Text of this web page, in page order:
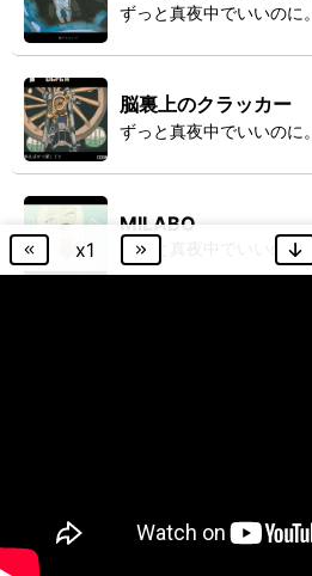
ずっと真夜中でいいのに。
脳裏上のクラッカー
ずっと真夜中でいいのに。
MILABO
ずっと真夜中でいいのに。
x1